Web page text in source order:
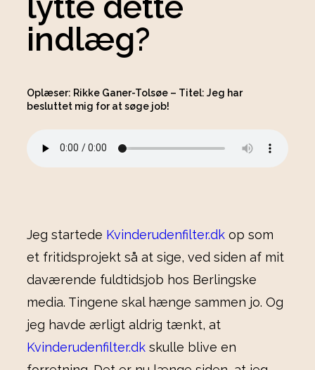
indlæg?
Oplæser: Rikke Ganer-Tolsøe – Titel: Jeg har
besluttet mig for at søge job!
Jeg startede Kvinderudenfilter.dk op som
et fritidsprojekt så at sige, ved siden af mit
daværende fuldtidsjob hos Berlingske
media. Tingene skal hænge sammen jo. Og
jeg havde ærligt aldrig tænkt, at
Kvinderudenfilter.dk skulle blive en